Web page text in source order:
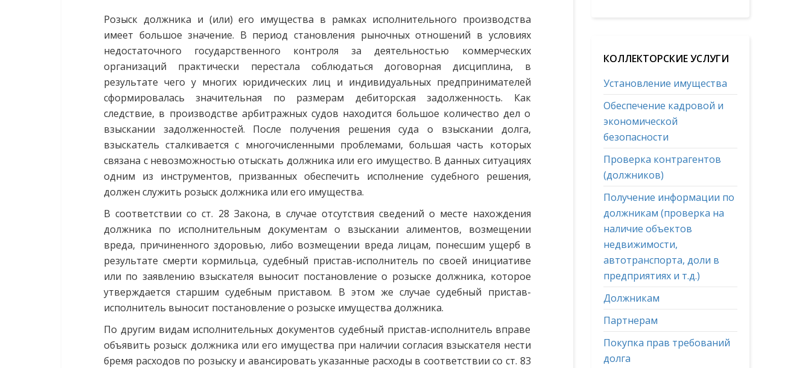
Розыск должника и (или) его имущества в рамках исполнительного производства
имеет большое значение. В период становления рыночных отношений в условиях
недостаточного государственного контроля за деятельностью коммерческих
организаций практически перестала соблюдаться договорная дисциплина, в
результате чего у многих юридических лиц и индивидуальных предпринимателей
сформировалась значительная по размерам дебиторская задолженность. Как
следствие, в производстве арбитражных судов находится большое количество дел о
взыскании задолженностей. После получения решения суда о взыскании долга,
взыскатель сталкивается с многочисленными проблемами, большая часть которых
связана с невозможностью отыскать должника или его имущество. В данных ситуациях
одним из инструментов, призванных обеспечить исполнение судебного решения,
должен служить розыск должника или его имущества.
В соответствии со ст. 28 Закона, в случае отсутствия сведений о месте нахождения
должника по исполнительным документам о взыскании алиментов, возмещении
вреда, причиненного здоровью, либо возмещении вреда лицам, понесшим ущерб в
результате смерти кормильца, судебный пристав-исполнитель по своей инициативе
или по заявлению взыскателя выносит постановление о розыске должника, которое
утверждается старшим судебным приставом. В этом же случае судебный пристав-
исполнитель выносит постановление о розыске имущества должника.
По другим видам исполнительных документов судебный пристав-исполнитель вправе
объявить розыск должника или его имущества при наличии согласия взыскателя нести
бремя расходов по розыску и авансировать указанные расходы в соответствии со ст. 83
КОЛЛЕКТОРСКИЕ УСЛУГИ
Установление имущества
Обеспечение кадровой и
экономической
безопасности
Проверка контрагентов
(должников)
Получение информации по
должникам (проверка на
наличие объектов
недвижимости,
автотранспорта, доли в
предприятиях и т.д.)
Должникам
Партнерам
Покупка прав требований
долга